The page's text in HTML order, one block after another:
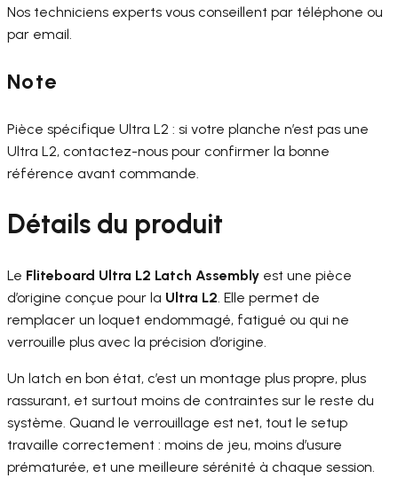
Nos techniciens experts vous conseillent par téléphone ou
par email.
Note
Pièce spécifique Ultra L2 : si votre planche n’est pas une
Ultra L2, contactez-nous pour confirmer la bonne
référence avant commande.
Détails du produit
Le Fliteboard Ultra L2 Latch Assembly est une pièce
d’origine conçue pour la Ultra L2. Elle permet de
remplacer un loquet endommagé, fatigué ou qui ne
verrouille plus avec la précision d’origine.
Un latch en bon état, c’est un montage plus propre, plus
rassurant, et surtout moins de contraintes sur le reste du
système. Quand le verrouillage est net, tout le setup
travaille correctement : moins de jeu, moins d’usure
prématurée, et une meilleure sérénité à chaque session.